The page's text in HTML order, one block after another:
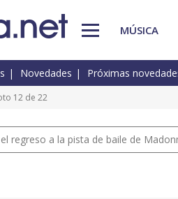
MÚSICA
Novedades Próximas
12 de 22
regreso a la pista de baile de